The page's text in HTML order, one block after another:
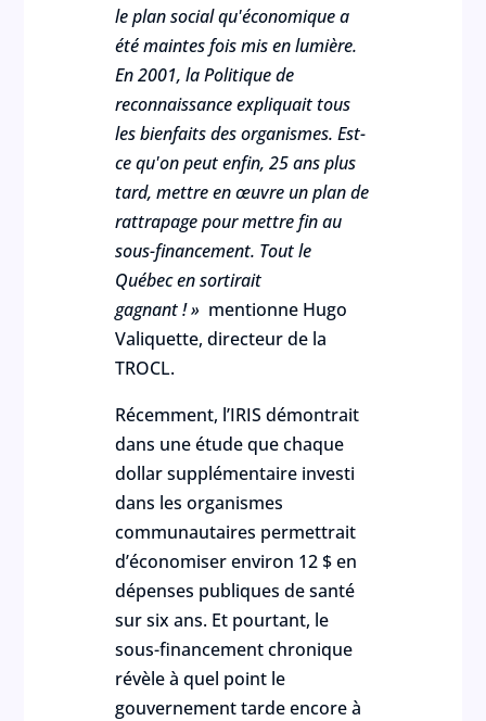
le plan social qu'économique a
été maintes fois mis en lumière.
En 2001, la Politique de
reconnaissance expliquait tous
les bienfaits des organismes. Est-
ce qu'on peut enfin, 25 ans plus
tard, mettre en œuvre un plan de
rattrapage pour mettre fin au
sous-financement. Tout le
Québec en sortirait
gagnant ! » mentionne Hugo
Valiquette, directeur de la
TROCL.
Récemment, l’IRIS démontrait
dans une étude que chaque
dollar supplémentaire investi
dans les organismes
communautaires permettrait
d’économiser environ 12 $ en
dépenses publiques de santé
sur six ans. Et pourtant, le
sous-financement chronique
révèle à quel point le
gouvernement tarde encore à